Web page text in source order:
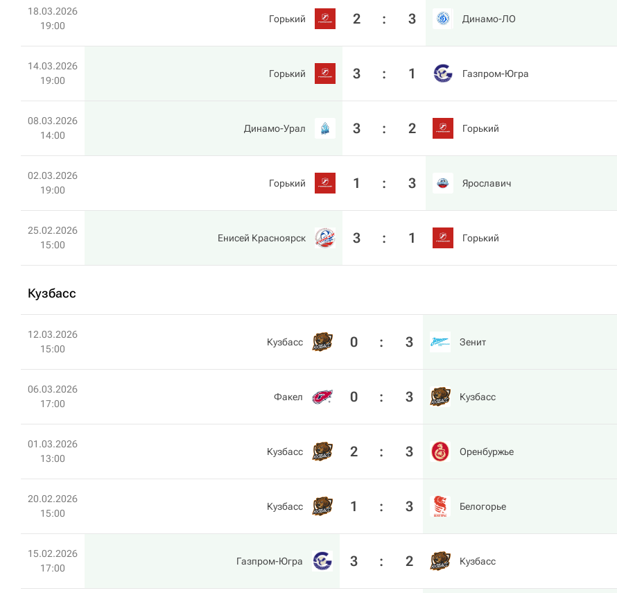
18.03.2026
19:00
Горький 2 : 3 Динамо-ЛО
14.03.2026
19:00
Горький 3 : 1 Газпром-Югра
08.03.2026
14:00
Динамо-Урал 3 : 2 Горький
02.03.2026
19:00
Горький 1 : 3 Ярославич
25.02.2026
15:00
Енисей Красноярск 3 : 1 Горький
Кузбасс
12.03.2026
15:00
Кузбасс 0 : 3 Зенит
06.03.2026
17:00
Факел 0 : 3 Кузбасс
01.03.2026
13:00
Кузбасс 2 : 3 Оренбуржье
20.02.2026
15:00
Кузбасс 1 : 3 Белогорье
15.02.2026
17:00
Газпром-Югра 3 : 2 Кузбасс